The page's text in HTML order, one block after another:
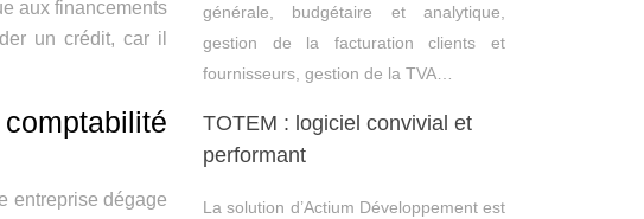
aux financements
un crédit, car il
entreprise dégage
générale, budgétaire et analytique,
gestion de la facturation clients et
fournisseurs, gestion de la TVA…
TOTEM : logiciel convivial et
performant
La solution d’Actium Développement est